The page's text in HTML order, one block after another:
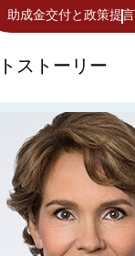
助成金交付と政策提言
ストーリー